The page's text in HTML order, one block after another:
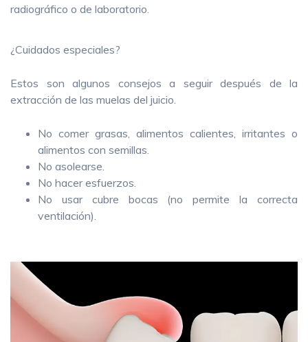
radiográfico o de laboratorio.
¿Cuidados especiales?
Estos son algunos consejos a seguir después de la
extracción de las muelas del juicio.
No comer grasas, alimentos calientes, irritantes o
alimentos con semillas.
No asolearse.
No hacer esfuerzos.
No usar cubre bocas (no permite la correcta
ventilación).